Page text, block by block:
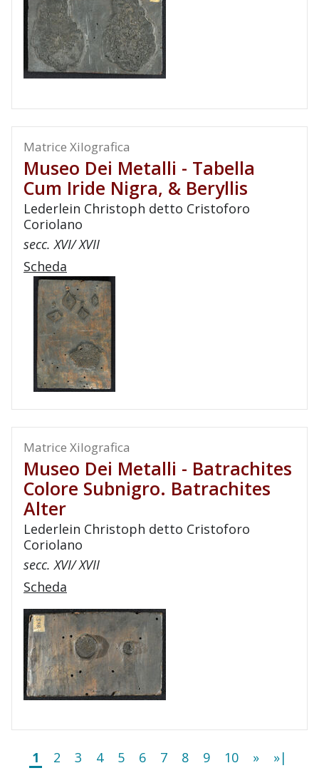
Matrice Xilografica
Museo Dei Metalli - Tabella
Cum Iride Nigra, & Beryllis
Lederlein Christoph detto Cristoforo
Coriolano
secc. XVI/ XVII
Scheda
Matrice Xilografica
Museo Dei Metalli - Batrachites
Colore Subnigro. Batrachites
Alter
Lederlein Christoph detto Cristoforo
Coriolano
secc. XVI/ XVII
Scheda
1 2 3 4 5 6 7 8 9 10 » »|